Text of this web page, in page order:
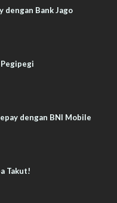
dengan Bank Jago
dengan BNI Mobile
Takut!